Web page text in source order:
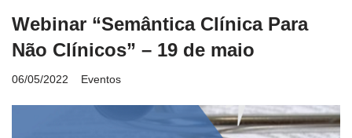
Webinar “Semântica Clínica Para
Não Clínicos” – 19 de maio
06/05/2022 Eventos